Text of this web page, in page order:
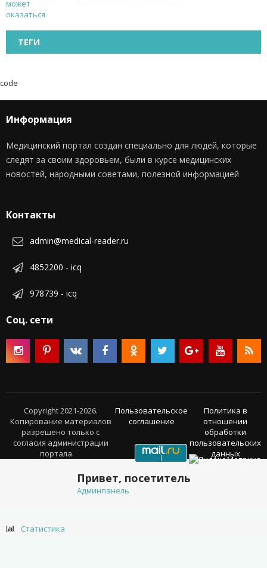
ТЕГИ
code
Информация
Медицинский портал создан специально для людей, которые
следят за своим здоровьем, были в курсе медицинских
новостей, народными советами, полезной информацией
Контакты
admin@medical-reader.ru
4852200 - icq
978739 - icq
Соц. сети
Copyright 2021-2026.
Копирование материалов
разрешено только с
согласия администрации
портала.
Пользовательское
соглашение
Политика в
отношении
обработки
пользовательских
данных
Привет, посетитель
Админпанель
Статистика